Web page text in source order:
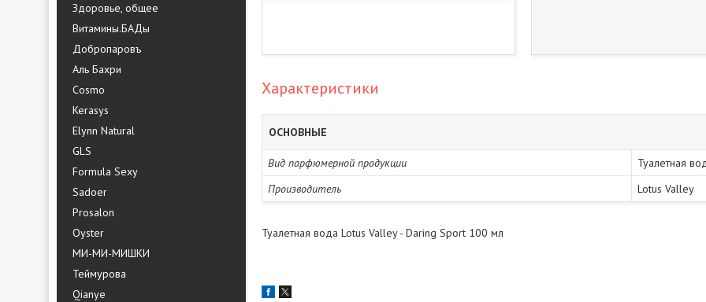
Здоровье, общее
Витамины.БАДы
Добропаровъ
Аль Бахри
Cosmo
Kerasys
Elynn Natural
GLS
Formula Sexy
Sadoer
Prosalon
Oyster
МИ-МИ-МИШКИ
Теймурова
Qianye
Характеристики
ОСНОВНЫЕ
Вид парфюмерной продукции
Туалетная
Производитель
Lotus Valley
Туалетная вода Lotus Valley - Daring Sport 100 мл